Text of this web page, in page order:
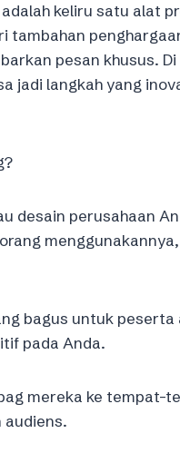
keliru satu alat
tambahan
pesan khusus.
jadi langkah yang
desain perusahaan
bagus untuk
pada Anda.
mereka ke tempat-
audiens.